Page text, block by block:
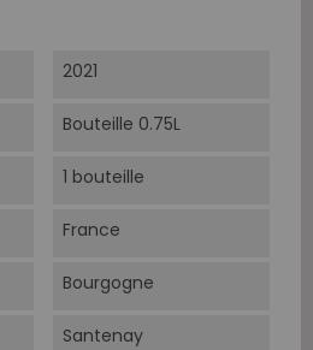
2021
Bouteille 0.75L
1 bouteille
France
Bourgogne
Santenay